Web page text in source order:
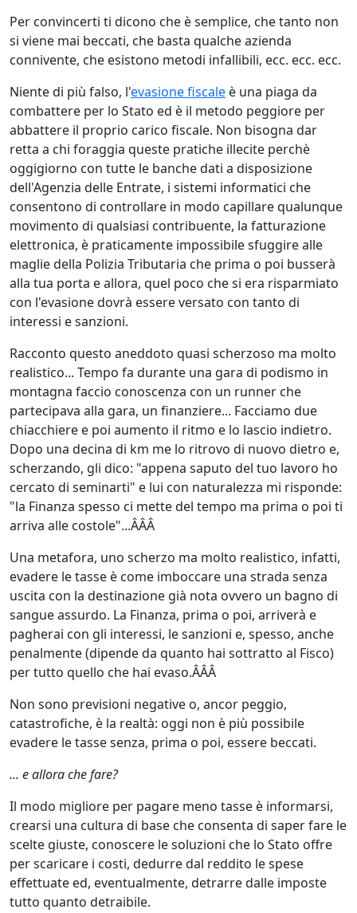
Per convincerti ti dicono che è semplice, che tanto non
si viene mai beccati, che basta qualche azienda
connivente, che esistono metodi infallibili, ecc. ecc. ecc.
Niente di più falso, l'evasione fiscale è una piaga da
combattere per lo Stato ed è il metodo peggiore per
abbattere il proprio carico fiscale. Non bisogna dar
retta a chi foraggia queste pratiche illecite perchè
oggigiorno con tutte le banche dati a disposizione
dell'Agenzia delle Entrate, i sistemi informatici che
consentono di controllare in modo capillare qualunque
movimento di qualsiasi contribuente, la fatturazione
elettronica, è praticamente impossibile sfuggire alle
maglie della Polizia Tributaria che prima o poi busserà
alla tua porta e allora, quel poco che si era risparmiato
con l'evasione dovrà essere versato con tanto di
interessi e sanzioni.
Racconto questo aneddoto quasi scherzoso ma molto
realistico... Tempo fa durante una gara di podismo in
montagna faccio conoscenza con un runner che
partecipava alla gara, un finanziere... Facciamo due
chiacchiere e poi aumento il ritmo e lo lascio indietro.
Dopo una decina di km me lo ritrovo di nuovo dietro e,
scherzando, gli dico: "appena saputo del tuo lavoro ho
cercato di seminarti" e lui con naturalezza mi risponde:
"la Finanza spesso ci mette del tempo ma prima o poi ti
arriva alle costole"...ÂÂÂ
Una metafora, uno scherzo ma molto realistico, infatti,
evadere le tasse è come imboccare una strada senza
uscita con la destinazione già nota ovvero un bagno di
sangue assurdo. La Finanza, prima o poi, arriverà e
pagherai con gli interessi, le sanzioni e, spesso, anche
penalmente (dipende da quanto hai sottratto al Fisco)
per tutto quello che hai evaso.ÂÂÂ
Non sono previsioni negative o, ancor peggio,
catastrofiche, è la realtà: oggi non è più possibile
evadere le tasse senza, prima o poi, essere beccati.
... e allora che fare?
Il modo migliore per pagare meno tasse è informarsi,
crearsi una cultura di base che consenta di saper fare le
scelte giuste, conoscere le soluzioni che lo Stato offre
per scaricare i costi, dedurre dal reddito le spese
effettuate ed, eventualmente, detrarre dalle imposte
tutto quanto detraibile.